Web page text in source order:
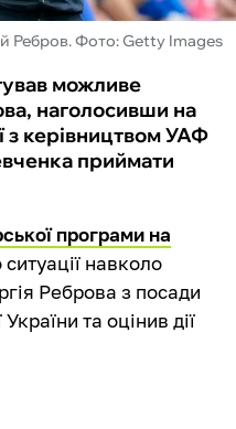
Ребров. Фото: Getty Images
можливе
наголосивши на
з керівництвом УАФ
приймати
програми на
навколо
Реброва з посади
та оцінив дії